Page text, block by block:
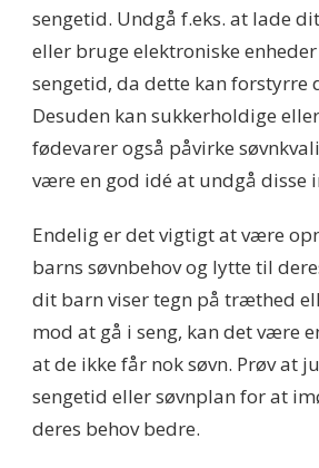
sengetid. Undgå f.eks. at lade
eller bruge elektroniske
sengetid, da dette kan forstyrre
Desuden kan sukkerholdige
fødevarer også påvirke
være en god idé at undgå disse
Endelig er det vigtigt at være
barns søvnbehov og lytte til
dit barn viser tegn på træthed
mod at gå i seng, kan det være
at de ikke får nok søvn. Prøv at
sengetid eller søvnplan for at
deres behov bedre.